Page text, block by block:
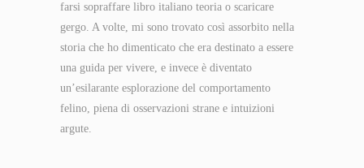
farsi sopraffare libro italiano teoria o scaricare
gergo. A volte, mi sono trovato così assorbito nella
storia che ho dimenticato che era destinato a essere
una guida per vivere, e invece è diventato
un’esilarante esplorazione del comportamento
felino, piena di osservazioni strane e intuizioni
argute.